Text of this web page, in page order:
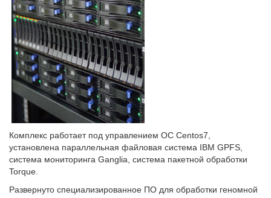
Комплекс работает под управлением ОС Centos7,
установлена параллельная файловая система IBM GPFS,
система мониторинга Ganglia, система пакетной обработки
Torque.
Развернуто специализированное ПО для обработки геномной